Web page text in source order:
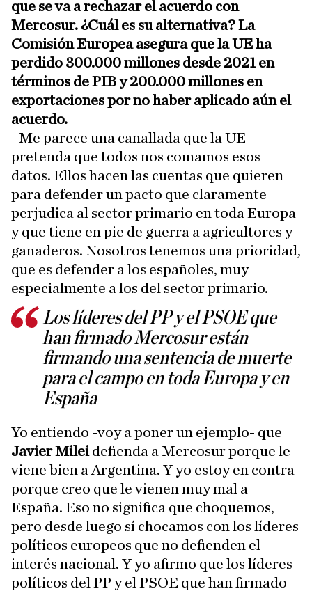
que se va a rechazar el acuerdo con
Mercosur. ¿Cuál es su alternativa? La
Comisión Europea asegura que la UE ha
perdido 300.000 millones desde 2021 en
términos de PIB y 200.000 millones en
exportaciones por no haber aplicado aún el
acuerdo.
–Me parece una canallada que la UE
pretenda que todos nos comamos esos
datos. Ellos hacen las cuentas que quieren
para defender un pacto que claramente
perjudica al sector primario en toda Europa
y que tiene en pie de guerra a agricultores y
ganaderos. Nosotros tenemos una prioridad,
que es defender a los españoles, muy
especialmente a los del sector primario.
Los líderes del PP y el PSOE que
han firmado Mercosur están
firmando una sentencia de muerte
para el campo en toda Europa y en
España
Yo entiendo -voy a poner un ejemplo- que
Javier Mileidefienda a Mercosur porque le
viene bien a Argentina. Y yo estoy en contra
porque creo que le vienen muy mal a
España. Eso no significa que choquemos,
pero desde luego sí chocamos con los líderes
políticos europeos que no defienden el
interés nacional. Y yo afirmo que los líderes
políticos del PP y el PSOE que han firmado